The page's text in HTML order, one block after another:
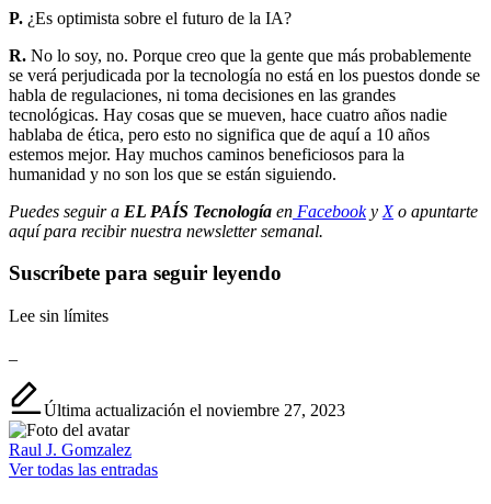
P. ¿Es optimista sobre el futuro de la IA?
R. No lo soy, no. Porque creo que la gente que más probablemente
se verá perjudicada por la tecnología no está en los puestos donde se
habla de regulaciones, ni toma decisiones en las grandes
tecnológicas. Hay cosas que se mueven, hace cuatro años nadie
hablaba de ética, pero esto no significa que de aquí a 10 años
estemos mejor. Hay muchos caminos beneficiosos para la
humanidad y no son los que se están siguiendo.
Puedes seguir a EL PAÍS Tecnología en Facebooky Xo apuntarte
aquí para recibir nuestra newsletter semanal.
Suscríbete para seguir leyendo
Lee sin límites
Última actualización el noviembre 27, 2023
Raul J. Gomzalez
Ver todas las entradas